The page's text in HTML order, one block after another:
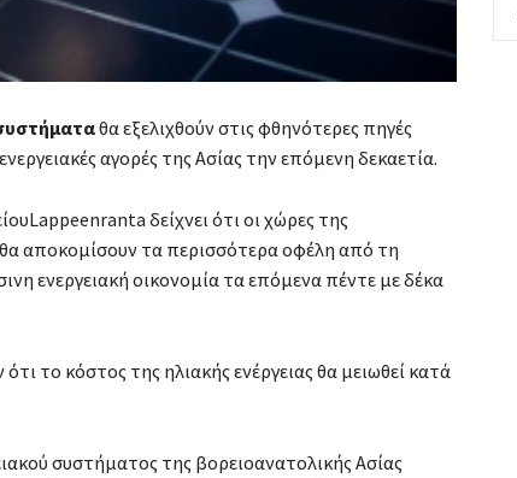
θα εξελιχθούν στις φθηνότερες πηγές
αγορές της Ασίας την επόμενη δεκαετία.
δείχνει ότι οι χώρες της
θα αποκομίσουν τα περισσότερα οφέλη από τη
ενεργειακή οικονομία τα επόμενα πέντε με δέκα
το κόστος της ηλιακής ενέργειας θα μειωθεί κατά
συστήματος της βορειοανατολικής Ασίας